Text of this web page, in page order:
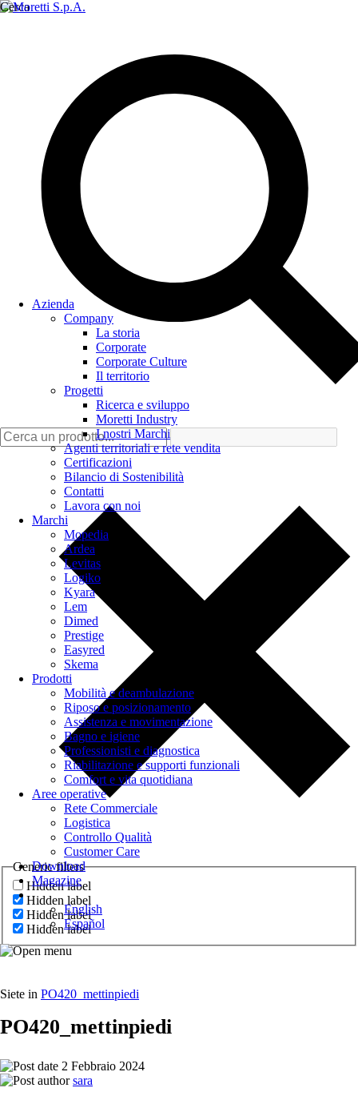
Cerca
Generic filters
Hidden label
Hidden label
Hidden label
Hidden label
Azienda
Company
La storia
Corporate
Corporate Culture
Il territorio
Progetti
Ricerca e sviluppo
Moretti Industry
I nostri Marchi
Agenti territoriali e rete vendita
Certificazioni
Bilancio di Sostenibilità
Contatti
Lavora con noi
Marchi
Mopedia
Ardea
Levitas
Logiko
Kyara
Lem
Dimed
Prestige
Easyred
Skema
Prodotti
Mobilità e deambulazione
Riposo e posizionamento
Assistenza e movimentazione
Bagno e igiene
Professionisti e diagnostica
Riabilitazione e supporti funzionali
Comfort e vita quotidiana
Aree operative
Rete Commerciale
Logistica
Controllo Qualità
Customer Care
Download
Magazine
English
Español
Siete in PO420_mettinpiedi
PO420_mettinpiedi
2 Febbraio 2024
sara